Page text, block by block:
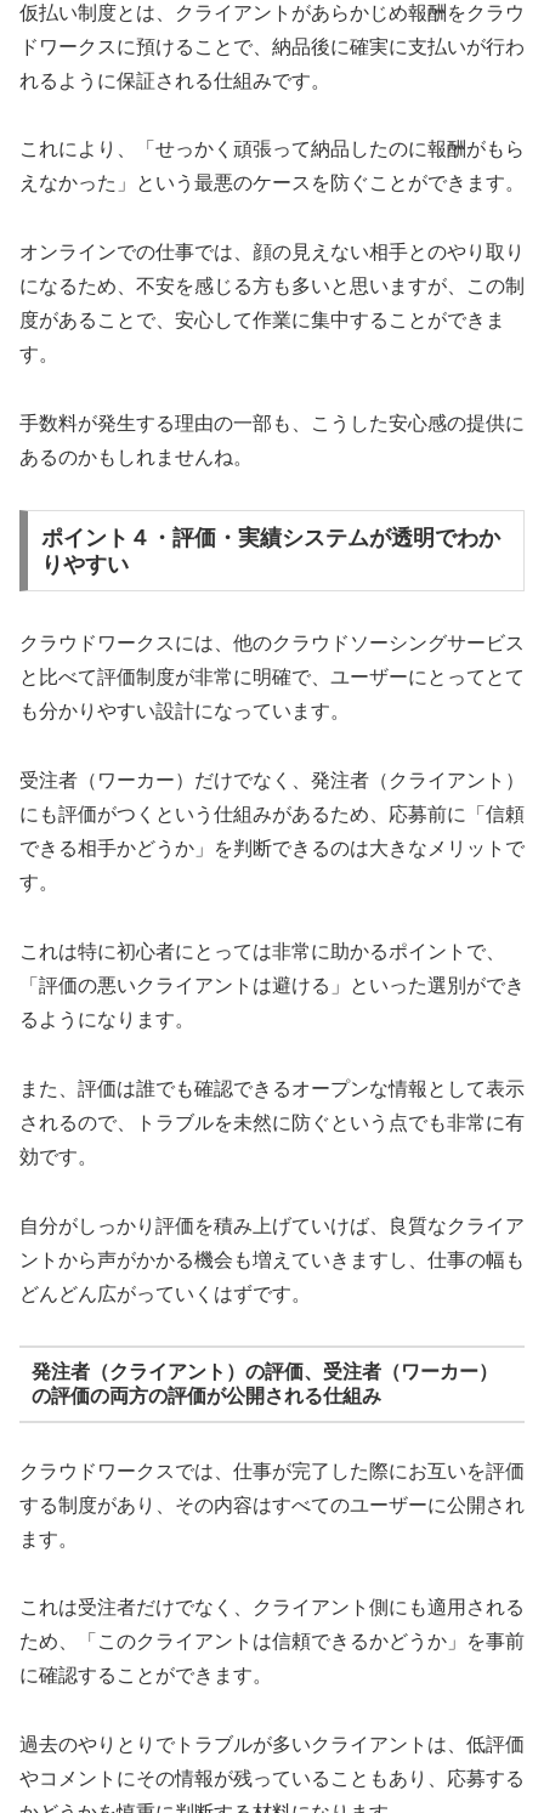
仮払い制度とは、クライアントがあらかじめ報酬をクラウ
ドワークスに預けることで、納品後に確実に支払いが行わ
れるように保証される仕組みです。
これにより、「せっかく頑張って納品したのに報酬がもら
えなかった」という最悪のケースを防ぐことができます。
オンラインでの仕事では、顔の見えない相手とのやり取り
になるため、不安を感じる方も多いと思いますが、この制
度があることで、安心して作業に集中することができま
す。
手数料が発生する理由の一部も、こうした安心感の提供に
あるのかもしれませんね。
ポイント４・評価・実績システムが透明でわか
りやすい
クラウドワークスには、他のクラウドソーシングサービス
と比べて評価制度が非常に明確で、ユーザーにとってとて
も分かりやすい設計になっています。
受注者（ワーカー）だけでなく、発注者（クライアント）
にも評価がつくという仕組みがあるため、応募前に「信頼
できる相手かどうか」を判断できるのは大きなメリットで
す。
これは特に初心者にとっては非常に助かるポイントで、
「評価の悪いクライアントは避ける」といった選別ができ
るようになります。
また、評価は誰でも確認できるオープンな情報として表示
されるので、トラブルを未然に防ぐという点でも非常に有
効です。
自分がしっかり評価を積み上げていけば、良質なクライア
ントから声がかかる機会も増えていきますし、仕事の幅も
どんどん広がっていくはずです。
発注者（クライアント）の評価、受注者（ワーカー）
の評価の両方の評価が公開される仕組み
クラウドワークスでは、仕事が完了した際にお互いを評価
する制度があり、その内容はすべてのユーザーに公開され
ます。
これは受注者だけでなく、クライアント側にも適用される
ため、「このクライアントは信頼できるかどうか」を事前
に確認することができます。
過去のやりとりでトラブルが多いクライアントは、低評価
やコメントにその情報が残っていることもあり、応募する